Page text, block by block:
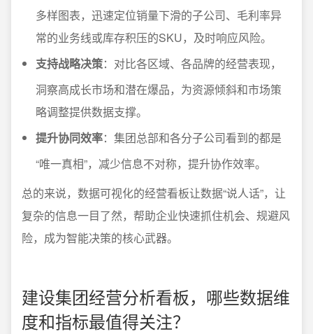
多样图表，迅速定位销量下滑的子公司、毛利率异
常的业务线或库存积压的SKU，及时响应风险。
支持战略决策：对比各区域、各品牌的经营表现，
洞察高成长市场和潜在爆品，为资源倾斜和市场策
略调整提供数据支撑。
提升协同效率：集团总部和各分子公司看到的都是
“唯一真相”，减少信息不对称，提升协作效率。
总的来说，数据可视化的经营看板让数据“说人话”，让
复杂的信息一目了然，帮助企业快速抓住机会、规避风
险，成为智能决策的核心武器。
建设集团经营分析看板，哪些数据维
度和指标最值得关注？